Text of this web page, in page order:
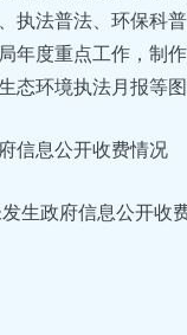
执法普法、环保科
年度重点工作，制
态环境执法月报等图
信息公开收费情况
生政府信息公开收费